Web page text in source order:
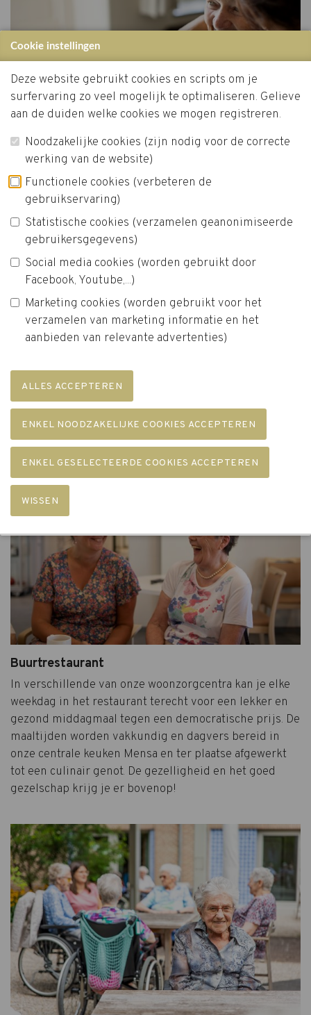
Infopunt Dementie
Wie zelf of in zijn/haar omgeving geconfronteerd
wordt met dementie, kan met alle vragen of
bezorgdheden terecht in één van onze Infopunten
dementie in de buurt. We geven de nodige informatie
en beantwoorden je vragen, maar bovenal bieden we
een luisterend oor en steken we je een hart onder de
riem als dat nodig is.
De kennis van en ervaring met dementie die we door
de jaren heen in onze woonzorgcentra hebben
opgebouwd, zetten we actief in om mensen met
te laten blijven. Ook familie en mantelzorgers kunnen
op ons rekenen. We organiseren ook
Buurtrestaurant
In verschillende van onze woonzorgcentra kan je elke
weekdag in het restaurant terecht voor een lekker en
gezond middagmaal tegen een democratische prijs. De
maaltijden worden vakkundig en dagvers bereid in
onze centrale keuken Mensa en ter plaatse afgewerkt
tot een culinair genot. De gezelligheid en het goed
gezelschap krijg je er bovenop!
Cookie instellingen
Deze website gebruikt cookies en scripts om je
surfervaring zo veel mogelijk te optimaliseren. Gelieve
aan de duiden welke cookies we mogen registreren.
Noodzakelijke cookies (zijn nodig voor de correcte
werking van de website)
Functionele cookies (verbeteren de
gebruikservaring)
Statistische cookies (verzamelen geanonimiseerde
gebruikersgegevens)
Social media cookies (worden gebruikt door
Facebook, Youtube,...)
Marketing cookies (worden gebruikt voor het
verzamelen van marketing informatie en het
aanbieden van relevante advertenties)